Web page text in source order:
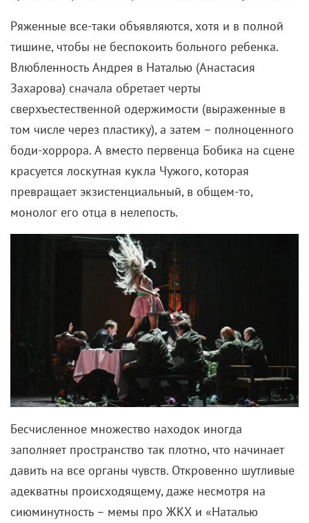
Ряженные все-таки объявляются, хотя и в полной
тишине, чтобы не беспокоить больного ребенка.
Влюбленность Андрея в Наталью (Анастасия
Захарова) сначала обретает черты
сверхъестественной одержимости (выраженные в
том числе через пластику), а затем – полноценного
боди-хоррора. А вместо первенца Бобика на сцене
красуется лоскутная кукла Чужого, которая
превращает экзистенциальный, в общем-то,
монолог его отца в нелепость.
Бесчисленное множество находок иногда
заполняет пространство так плотно, что начинает
давить на все органы чувств. Откровенно шутливые
адекватны происходящему, даже несмотря на
сиюминутность – мемы про ЖКХ и «Наталью